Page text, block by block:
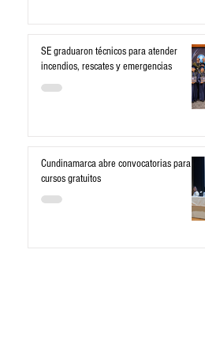
SE graduaron técnicos para atender
incendios, rescates y emergencias
Cundinamarca abre convocatorias para
cursos gratuitos